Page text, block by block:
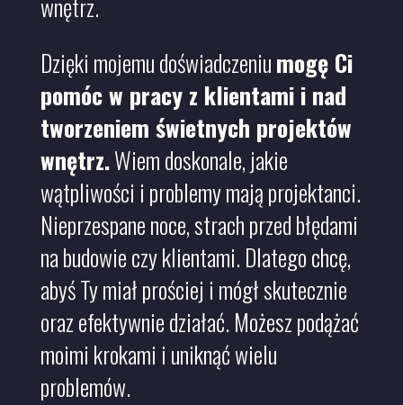
Dzięki mojemu doświadczeniumogę Ci
pomóc w pracy z klientami i nad
tworzeniem świetnych projektów
wnętrz.Wiem doskonale, jakie
wątpliwości i problemy mają projektanci.
Nieprzespane noce, strach przed błędami
na budowie czy klientami. Dlatego chcę,
abyś Ty miał prościej i mógł skutecznie
oraz efektywnie działać. Możesz podążać
moimi krokami i uniknąć wielu
problemów.